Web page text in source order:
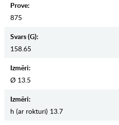
Prove:
875
Svars (g):
158.65
Izmēri:
Ø 13.5
Izmēri:
h (ar rokturi) 13.7